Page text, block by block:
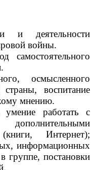
и деятельности
войны.
самостоятельного
осмысленного
воспитание
мнению.
умение работать с
Интернет);
информационных
группе, постановки